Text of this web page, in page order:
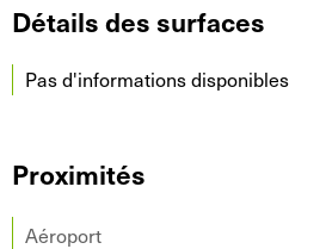
Détails des surfaces
Pas d'informations disponibles
Proximités
Aéroport